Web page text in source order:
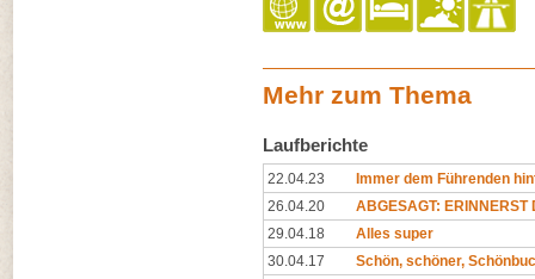
Mehr zum Thema
Laufberichte
22.04.23
Immer dem Führenden
26.04.20
ABGESAGT: ERINNERST
29.04.18
Alles super
30.04.17
Schön, schöner,